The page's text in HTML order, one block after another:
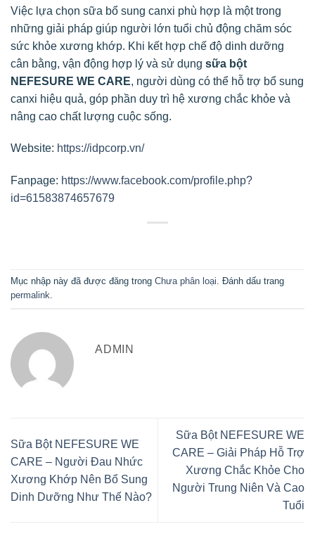
Việc lựa chọn sữa bổ sung canxi phù hợp là một trong
những giải pháp giúp người lớn tuổi chủ động chăm sóc
sức khỏe xương khớp. Khi kết hợp chế độ dinh dưỡng
cân bằng, vận động hợp lý và sử dụng sữa bột
NEFESURE WE CARE, người dùng có thể hỗ trợ bổ sung
canxi hiệu quả, góp phần duy trì hệ xương chắc khỏe và
nâng cao chất lượng cuộc sống.
Website: https://idpcorp.vn/
Fanpage: https://www.facebook.com/profile.php?
id=61583874657679
Mục nhập này đã được đăng trong Chưa phân loại. Đánh dấu trang
permalink.
ADMIN
Sữa Bột NEFESURE WE
CARE – Người Đau Nhức
Xương Khớp Nên Bổ Sung
Dinh Dưỡng Như Thế Nào?
Sữa Bột NEFESURE WE
CARE – Giải Pháp Hỗ Trợ
Xương Chắc Khỏe Cho
Người Trung Niên Và Cao
Tuổi